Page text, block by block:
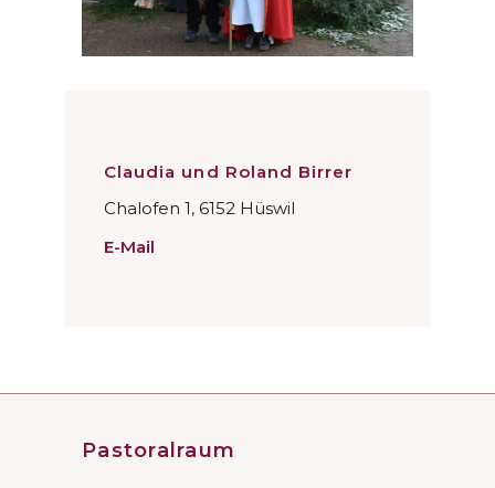
Claudia und Roland Birrer
Chalofen 1, 6152 Hüswil
E-Mail
Pastoralraum